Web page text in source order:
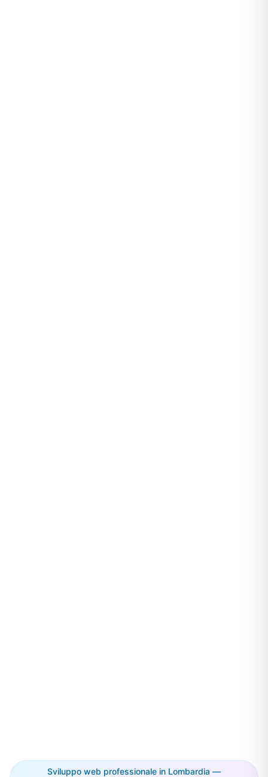
Sviluppo web professionale in Lombardia —